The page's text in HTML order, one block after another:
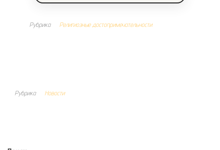
Рубрика Религиозные достопримечательности
Рубрика Новости